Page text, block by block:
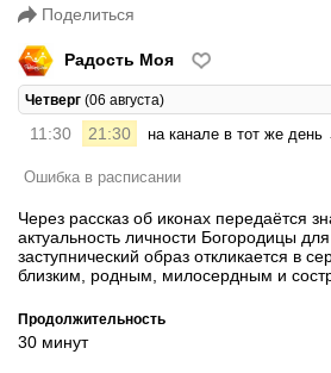
Поделиться
Радость Моя
Четверг (06 августа)
11:30 21:30 на канале в тот же день
Ошибка в расписании
Через рассказ об иконах передаётся
актуальность личности Богородицы
заступнический образ откликается в
близким, родным, милосердным и
Продолжительность
30 минут